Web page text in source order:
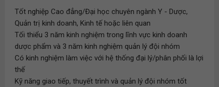
Tốt nghiệp Cao đẳng/Đại học chuyên ngành Y - Dược,
Quản trị kinh doanh, Kinh tế hoặc liên quan
Tối thiểu 3 năm kinh nghiệm trong lĩnh vực kinh doanh
dược phẩm và 3 năm kinh nghiệm quản lý đội nhóm
Có kinh nghiệm làm việc với hệ thống đại lý/phân phối là lợi
thế
Kỹ năng giao tiếp, thuyết trình và quản lý đội nhóm tốt